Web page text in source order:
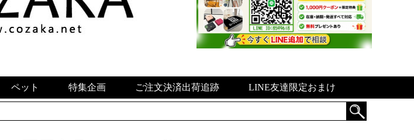
ペット 特集企画 ご注文決済出荷追跡 LINE友達限定おまけ